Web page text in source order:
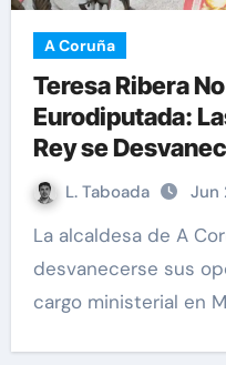
A Coruña
Teresa Ribera
Eurodiputada:
Rey se
L. Taboada Jun
La alcaldesa de A Coruña, Inés Rey, ve
desvanecerse sus
cargo ministerial en